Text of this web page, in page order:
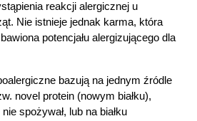
reakcji alergicznej u
Nie istnieje jednak karma, która
potencjału alergizującego dla
bazują na jednym źródle
novel protein (nowym białku),
spożywał, lub na białku